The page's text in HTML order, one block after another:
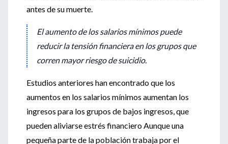
antes de su muerte.
El aumento de los salarios mínimos puede
reducir la tensión financiera en los grupos que
corren mayor riesgo de suicidio.
Estudios anteriores han encontrado que los
aumentos en los salarios mínimos aumentan los
ingresos para los grupos de bajos ingresos, que
pueden aliviarse estrés financiero Aunque una
pequeña parte de la población trabaja por el